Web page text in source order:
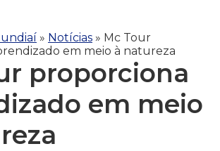
» Notícias » Mc Tour
em meio à natureza
proporciona
em meio